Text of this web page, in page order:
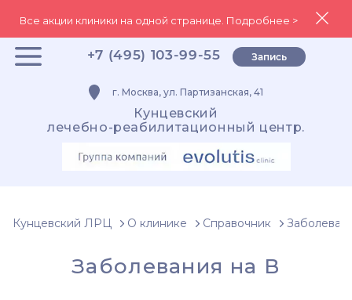
Все акции клиники на одной странице. Подробнее >
+7 (495) 103-99-55 Запись
г. Москва, ул. Партизанская, 41
Кунцевский
лечебно-реабилитационный центр.
Кунцевский ЛРЦ О клинике Справочник
Заболевания на В